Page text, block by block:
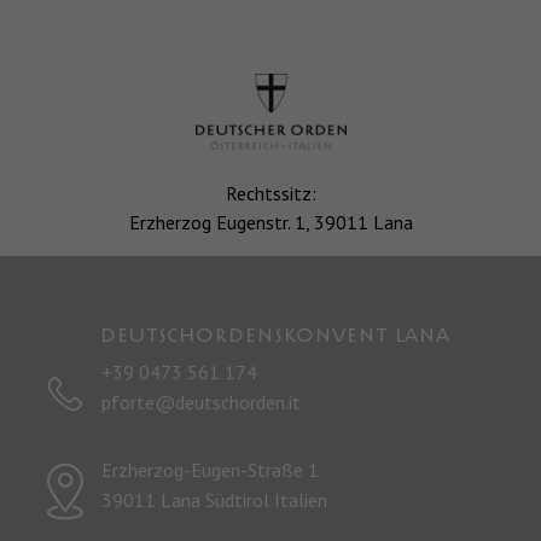
Rechtssitz:
Erzherzog Eugenstr. 1, 39011 Lana
Deutschordenskonvent LANA
+39 0473 561 174
pforte@deutschorden.it
Erzherzog-Eugen-Straße 1
39011 Lana Südtirol Italien